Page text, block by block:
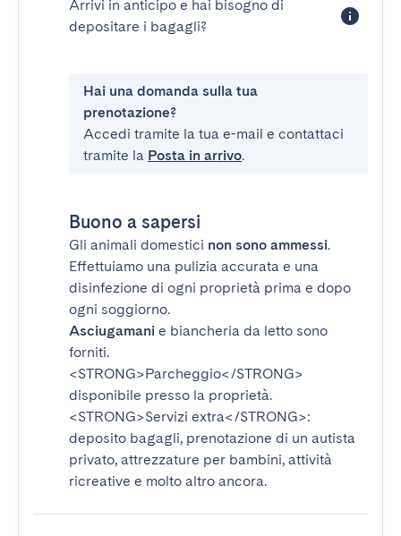
Arrivi in anticipo e hai bisogno di
depositare i bagagli?
Hai una domanda sulla tua
prenotazione?
Accedi tramite la tua e-mail e contattaci
tramite la Posta in arrivo.
Buono a sapersi
Gli animali domestici non sono ammessi.
Effettuiamo una pulizia accurata e una
disinfezione di ogni proprietà prima e dopo
ogni soggiorno.
Asciugamani e biancheria da letto sono
forniti.
<STRONG>Parcheggio</STRONG>
disponibile presso la proprietà.
<STRONG>Servizi extra</STRONG>:
deposito bagagli, prenotazione di un autista
privato, attrezzature per bambini, attività
ricreative e molto altro ancora.